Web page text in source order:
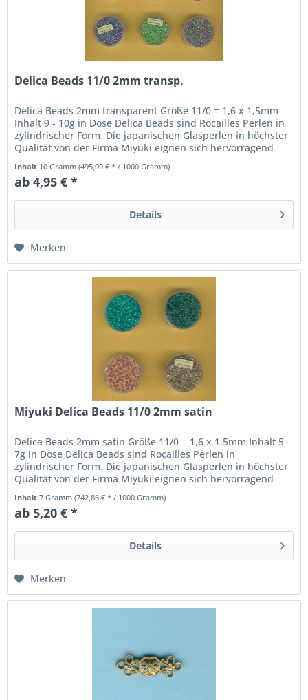
Delica Beads 11/0 2mm transp.
Delica Beads 2mm transparent Größe 11/0 = 1,6 x 1,5mm
Inhalt 9 - 10g in Dose Delica Beads sind Rocailles Perlen in
zylindrischer Form. Die japanischen Glasperlen in höchster
Qualität von der Firma Miyuki eignen sich hervorragend
Inhalt 10 Gramm(495,00 € * / 1000 Gramm)
ab 4,95 € *
Details
Merken
Miyuki Delica Beads 11/0 2mm satin
Delica Beads 2mm satin Größe 11/0 = 1,6 x 1,5mm Inhalt 5 -
7g in Dose Delica Beads sind Rocailles Perlen in
zylindrischer Form. Die japanischen Glasperlen in höchster
Qualität von der Firma Miyuki eignen sich hervorragend
Inhalt7 Gramm(742,86 € * / 1000 Gramm)
ab 5,20 € *
Details
Merken